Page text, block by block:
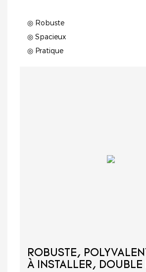
◎ Robuste
◎ Spacieux
◎ Pratique
ROBUSTE,
À INSTALLER, DOUBLE